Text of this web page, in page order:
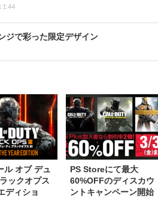
1:44
ジで彩った限定デザイン
ル オブ デュ
ックオプス
ディショ
PS Storeにて最大
60%OFFのディスカウ
ントキャンペーン開始